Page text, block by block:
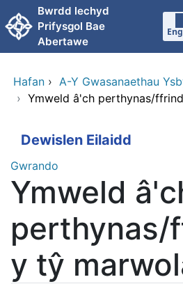
Neidio i'r prif gynnwy
Bwrdd lechyd
Prifysgol Bae
Abertawe
Hafan › A-Y Gwasanaethau
› Ymweld â'ch perthynas/
Dewislen Eilaidd
Gwrando
Ymweld
perthynas/
y tŷ